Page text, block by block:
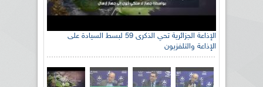
الإذاعة الجزائرية تحي الذكرى 59 لبسط السيادة على
الإذاعة والتلفزيون